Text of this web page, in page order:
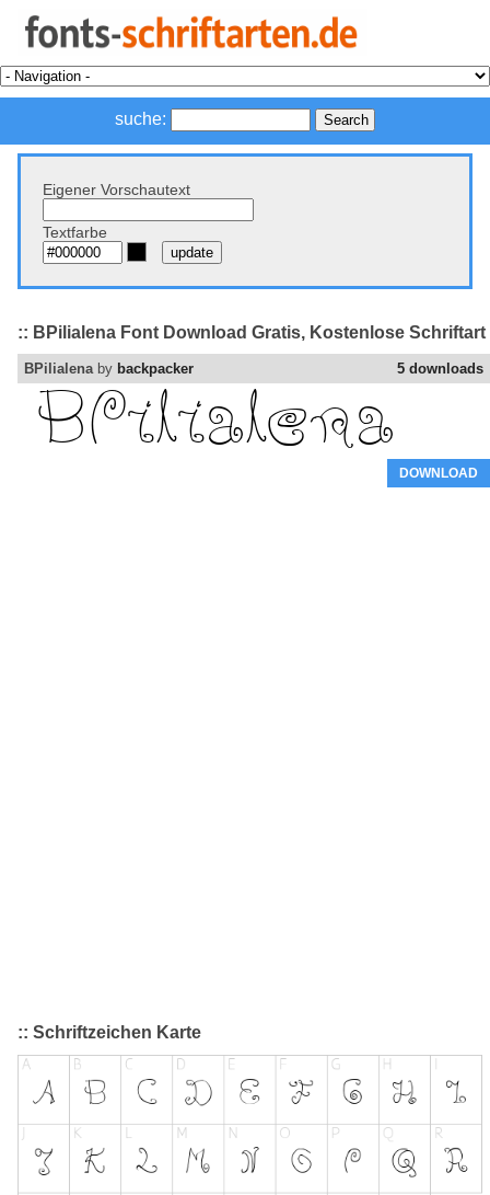
suche:
Eigener Vorschautext
Textfarbe
:: BPilialena Font Download Gratis, Kostenlose Schriftart
5 downloads
BPilialenaby backpacker
DOWNLOAD
:: Schriftzeichen Karte